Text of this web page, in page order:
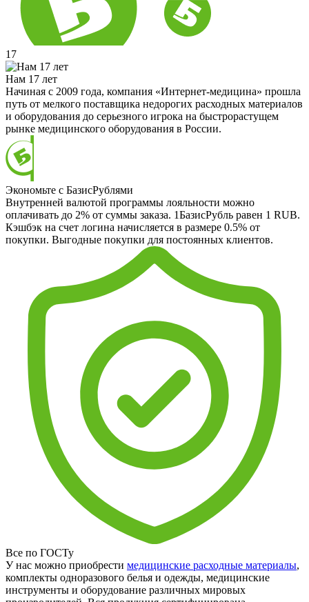
17
Нам 17 лет
Начиная с 2009 года, компания «Интернет-медицина» прошла
путь от мелкого поставщика недорогих расходных материалов
и оборудования до серьезного игрока на быстрорастущем
рынке медицинского оборудования в России.
Экономьте с БазисРублями
Внутренней валютой программы лояльности можно
оплачивать до 2% от суммы заказа. 1БазисРубль равен 1 RUB.
Кэшбэк на счет логина начисляется в размере 0.5% от
покупки. Выгодные покупки для постоянных клиентов.
Все по ГОСТу
У нас можно приобрести медицинские расходные материалы,
комплекты одноразового белья и одежды, медицинские
инструменты и оборудование различных мировых